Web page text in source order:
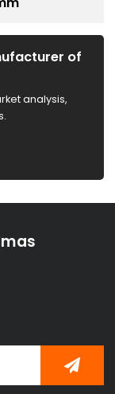
of
analysis,